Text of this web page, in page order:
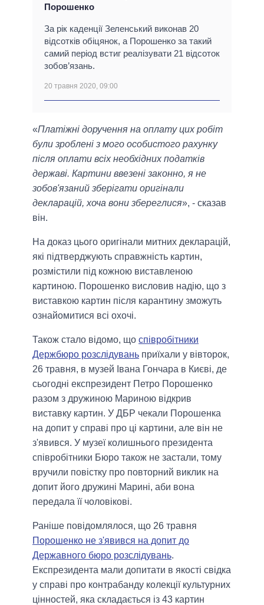
Порошенко
За рік каденції Зеленський виконав 20
відсотків обіцянок, а Порошенко за такий
самий період встиг реалізувати 21 відсоток
зобов’язань.
20 травня 2020, 09:00
«Платіжні доручення на оплату цих робіт
були зроблені з мого особистого рахунку
після оплати всіх необхідних податків
державі. Картини ввезені законно, я не
зобов'язаний зберігати оригінали
декларацій, хоча вони збереглися», - сказав
він.
На доказ цього оригінали митних декларацій,
які підтверджують справжність картин,
розмістили під кожною виставленою
картиною. Порошенко висловив надію, що з
виставкою картин після карантину зможуть
ознайомитися всі охочі.
Також стало відомо, що співробітники
Держбюро розслідувань приїхали у вівторок,
26 травня, в музей Івана Гончара в Києві, де
сьогодні експрезидент Петро Порошенко
разом з дружиною Мариною відкрив
виставку картин. У ДБР чекали Порошенка
на допит у справі про ці картини, але він не
з'явився. У музеї колишнього президента
співробітники Бюро також не застали, тому
вручили повістку про повторний виклик на
допит його дружині Марині, аби вона
передала її чоловікові.
Раніше повідомлялося, що 26 травня
Порошенко не з'явився на допит до
Державного бюро розслідувань.
Експрезидента мали допитати в якості свідка
у справі про контрабанду колекції культурних
цінностей, яка складається із 43 картин